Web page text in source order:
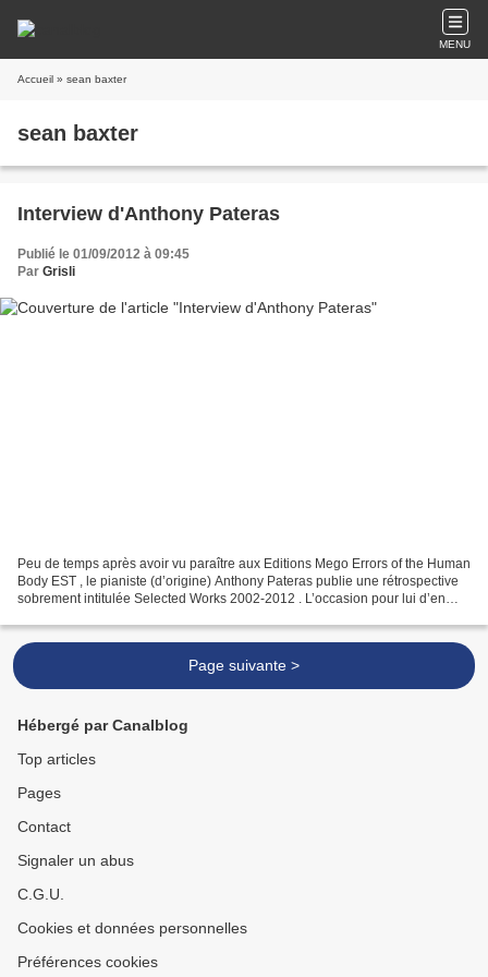
MENU
Accueil » sean baxter
sean baxter
Interview d'Anthony Pateras
Publié le 01/09/2012 à 09:45
Par Grisli
Peu de temps après avoir vu paraître aux Editions Mego Errors of the Human
Body EST , le pianiste (d’origine) Anthony Pateras publie une rétrospective
sobrement intitulée Selected Works 2002-2012 . L’occasion pour lui d’en
Page suivante >
Hébergé par Canalblog
Top articles
Pages
Contact
Signaler un abus
C.G.U.
Cookies et données personnelles
Préférences cookies